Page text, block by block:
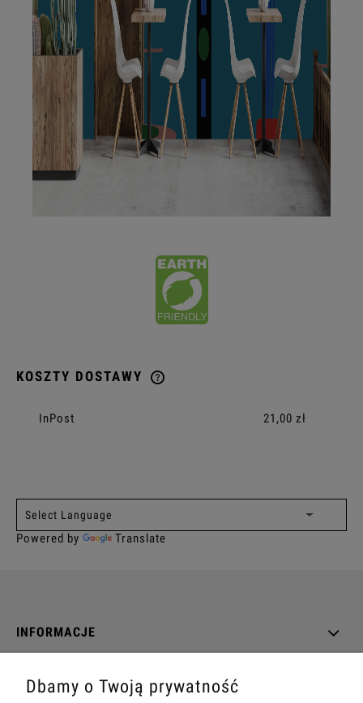
KOSZTY DOSTAWY
InPost 21,00 zł
Powered by Translate
INFORMACJE
Dbamy o Twoją prywatność